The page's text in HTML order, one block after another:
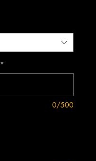
*
0/500